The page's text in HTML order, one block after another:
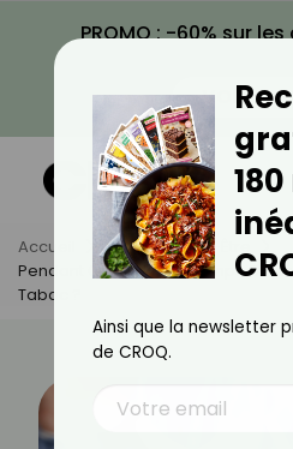
PROMO : -60% sur
VOIR LA
Accueil Actus
Bien-Être
Pendant Combien De Temps
Tabac ?
Ainsi que la newsletter
de CROQ.